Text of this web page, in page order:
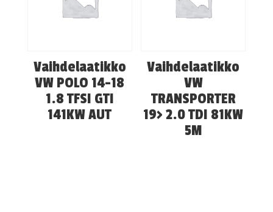
Vaihdelaatikko
VW POLO 14-18
1.8 TFSI GTI
141KW AUT
Vaihdelaatikko
VW
TRANSPORTER
19> 2.0 TDI 81KW
5M